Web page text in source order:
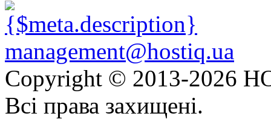
management@hostiq.ua
Copyright © 2013-2026
Всі права захищені.